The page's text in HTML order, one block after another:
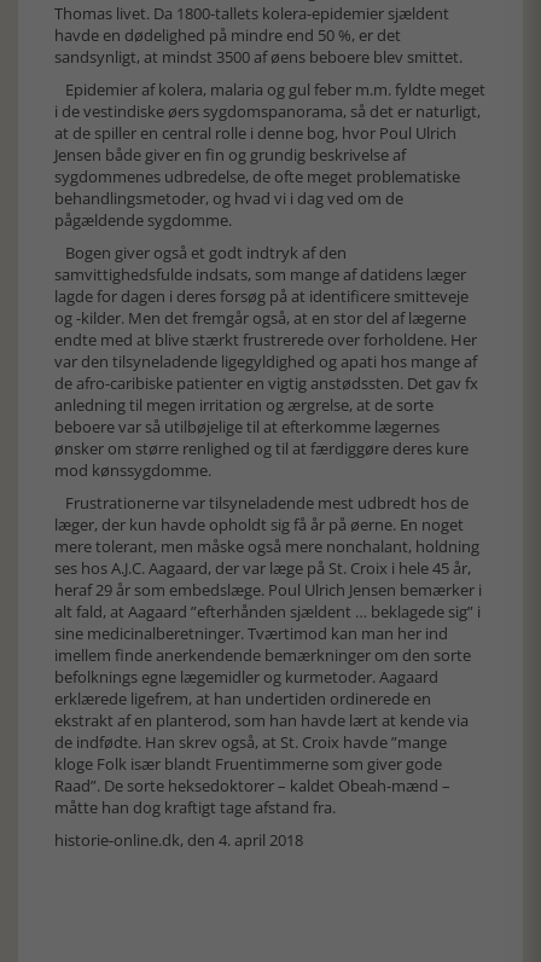
Thomas livet. Da 1800-tallets kolera-epidemier sjældent
havde en dødelighed på mindre end 50 %, er det
sandsynligt, at mindst 3500 af øens beboere blev smittet.
Epidemier af kolera, malaria og gul feber m.m. fyldte meget
i de vestindiske øers sygdomspanorama, så det er naturligt,
at de spiller en central rolle i denne bog, hvor Poul Ulrich
Jensen både giver en fin og grundig beskrivelse af
sygdommenes udbredelse, de ofte meget problematiske
behandlingsmetoder, og hvad vi i dag ved om de
pågældende sygdomme.
Bogen giver også et godt indtryk af den
samvittighedsfulde indsats, som mange af datidens læger
lagde for dagen i deres forsøg på at identificere smitteveje
og -kilder. Men det fremgår også, at en stor del af lægerne
endte med at blive stærkt frustrerede over forholdene. Her
var den tilsyneladende ligegyldighed og apati hos mange af
de afro-caribiske patienter en vigtig anstødssten. Det gav fx
anledning til megen irritation og ærgrelse, at de sorte
beboere var så utilbøjelige til at efterkomme lægernes
ønsker om større renlighed og til at færdiggøre deres kure
mod kønssygdomme.
Frustrationerne var tilsyneladende mest udbredt hos de
læger, der kun havde opholdt sig få år på øerne. En noget
mere tolerant, men måske også mere nonchalant, holdning
ses hos A.J.C. Aagaard, der var læge på St. Croix i hele 45 år,
heraf 29 år som embedslæge. Poul Ulrich Jensen bemærker i
alt fald, at Aagaard ”efterhånden sjældent … beklagede sig” i
sine medicinalberetninger. Tværtimod kan man her ind
imellem finde anerkendende bemærkninger om den sorte
befolknings egne lægemidler og kurmetoder. Aagaard
erklærede ligefrem, at han undertiden ordinerede en
ekstrakt af en planterod, som han havde lært at kende via
de indfødte. Han skrev også, at St. Croix havde ”mange
kloge Folk især blandt Fruentimmerne som giver gode
Raad”. De sorte heksedoktorer – kaldet Obeah-mænd –
måtte han dog kraftigt tage afstand fra.
historie-online.dk, den 4. april 2018